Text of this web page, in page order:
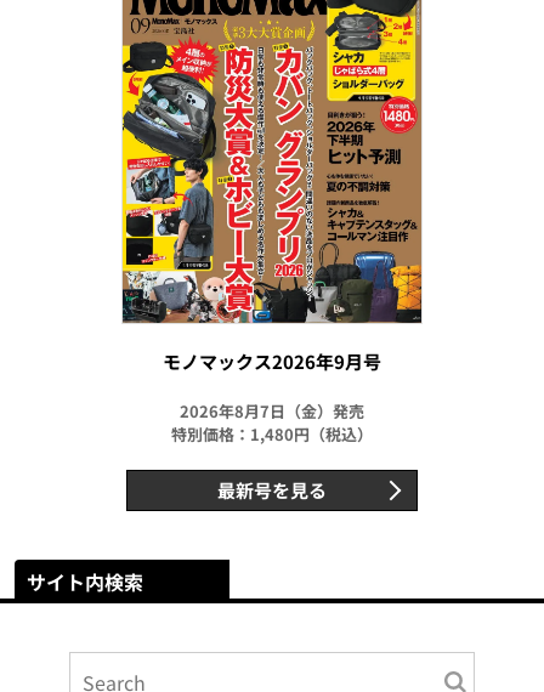
モノマックス2026年9月号
2026年8月7日（金）発売
特別価格：1,480円（税込）
最新号を見る
サイト内検索